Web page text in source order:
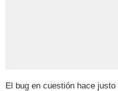
El bug en cuestión hace